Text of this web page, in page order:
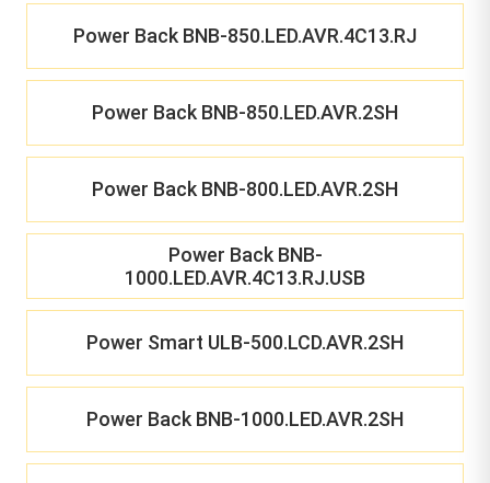
Power Back BNB-850.LED.AVR.4C13.RJ
Power Back BNB-850.LED.AVR.2SH
Power Back BNB-800.LED.AVR.2SH
Power Back BNB-
1000.LED.AVR.4C13.RJ.USB
Power Smart ULB-500.LCD.AVR.2SH
Power Back BNB-1000.LED.AVR.2SH